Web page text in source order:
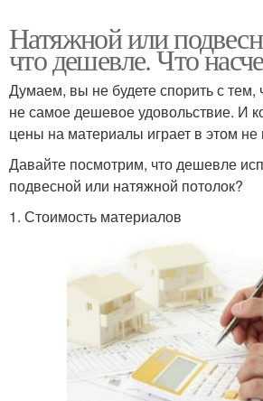
Натяжной или
что дешевле. Что
Думаем, вы не будете спорить с тем,
не самое дешевое удовольствие. И
цены на материалы играет в этом
Давайте посмотрим, что дешевле
подвесной или натяжной потолок?
1. Стоимость материалов